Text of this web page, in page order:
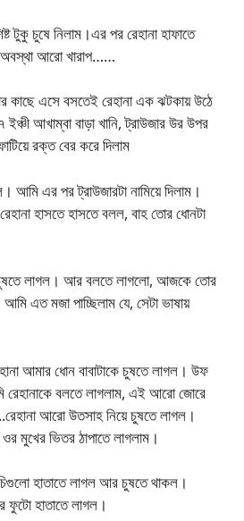
টুকু চুষে নিলাম।এর পর রেহানা হাফাতে
আরো খারাপ……
কাছে এসে বসতেই রেহানা এক ঝটকায় উঠে
আখাম্বা বাড়া খানি, ট্রাউজার উর উপর
রক্ত বের করে দিলাম
আমি এর পর ট্রাউজারটা নামিয়ে দিলাম।
হাসতে হাসতে বলল, বাহ তোর ধোনটা
লাগল। আর বলতে লাগলো, আজকে তোর
এত মজা পাচ্ছিলাম যে, সেটা ভাষায়
আমার ধোন বাবাটাকে চুষতে লাগল। উফ
বলতে লাগলাম, এই আরো জোরে
আরো উতসাহ নিয়ে চুষতে লাগল।
ওর মুখের ভিতর ঠাপাতে লাগলাম।
হাতাতে লাগল আর চুষতে থাকল।
ফুটো হাতাতে লাগল।